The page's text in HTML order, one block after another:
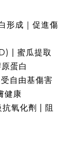
形成｜促進傷
| 蜜瓜提取
蛋白
自由基傷害​
健康
氧化劑
| 阻